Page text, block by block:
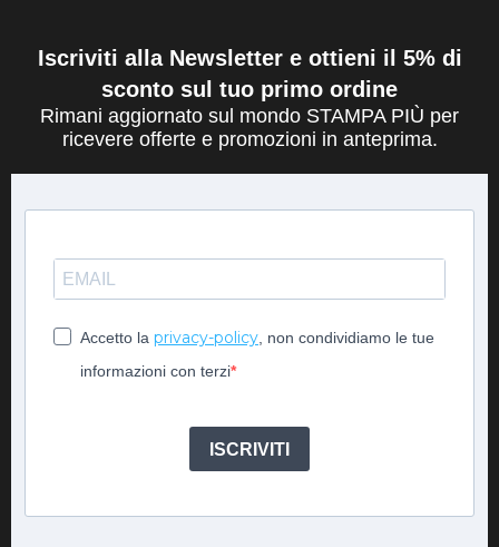
Iscriviti alla Newsletter e ottieni il 5% di
sconto sul tuo primo ordine
Rimani aggiornato sul mondo STAMPA PIÙ per
ricevere offerte e promozioni in anteprima.
Accetto la privacy-policy, non condividiamo le tue
informazioni con terzi
ISCRIVITI